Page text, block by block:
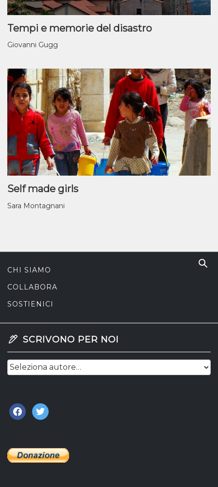
Tempi e memorie del disastro
Giovanni Gugg
Self made girls
Sara Montagnani
CHI SIAMO
COLLABORA
SOSTIENICI
SCRIVONO PER NOI
facebook
twitter